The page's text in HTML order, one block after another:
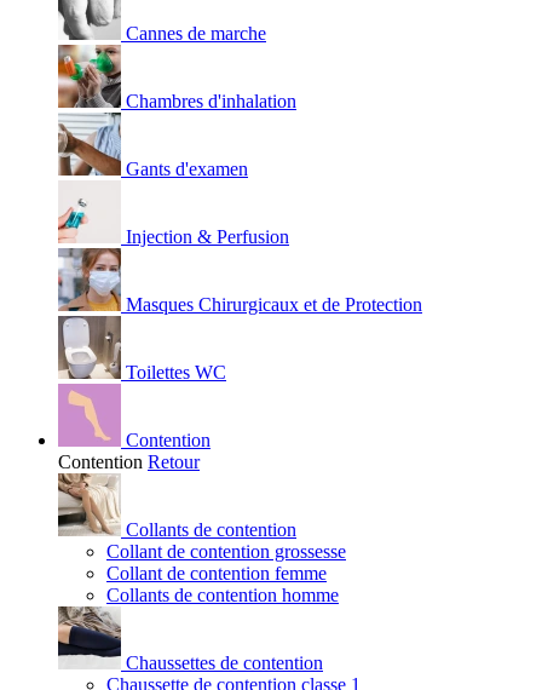
Cannes de marche
Chambres d'inhalation
Gants d'examen
Injection & Perfusion
Masques Chirurgicaux et de Protection
Toilettes WC
Contention
Contention Retour
Collants de contention
Collant de contention grossesse
Collant de contention femme
Collants de contention homme
Chaussettes de contention
Chaussette de contention classe 1